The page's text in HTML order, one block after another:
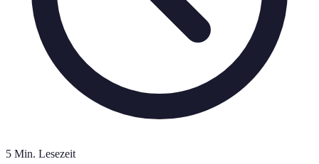
5 Min. Lesezeit